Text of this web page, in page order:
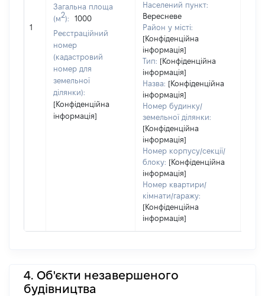
1
Загальна площа
(м2):
1000
Реєстраційний
номер
(кадастровий
номер для
земельної
ділянки):
[Конфіденційна
інформація]
Населений пункт:
Вересневе
Район у місті:
[Конфіденційна
інформація]
Тип: [Конфіденційна
інформація]
Назва: [Конфіденційна
інформація]
Номер будинку/
земельної ділянки:
[Конфіденційна
інформація]
Номер корпусу/секції/
блоку: [Конфіденційна
інформація]
Номер квартири/
кімнати/гаражу:
[Конфіденційна
інформація]
4. Об'єкти незавершеного
будівництва